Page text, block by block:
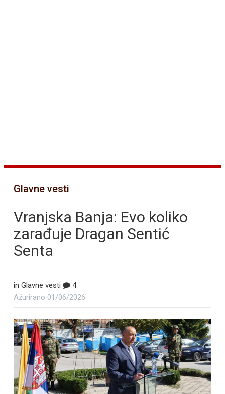
Glavne vesti
Vranjska Banja: Evo koliko
zarađuje Dragan Sentić
Senta
in Glavne vesti
4
Ažurirano 01/06/2026